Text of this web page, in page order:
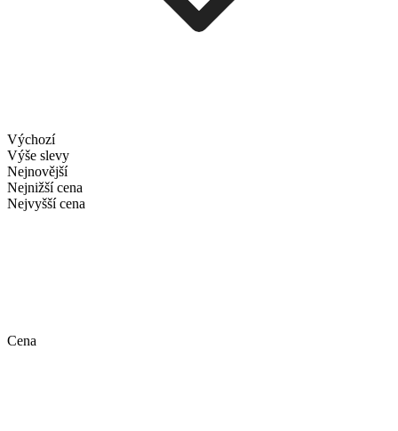
Výchozí
Výše slevy
Nejnovější
Nejnižší cena
Nejvyšší cena
Cena